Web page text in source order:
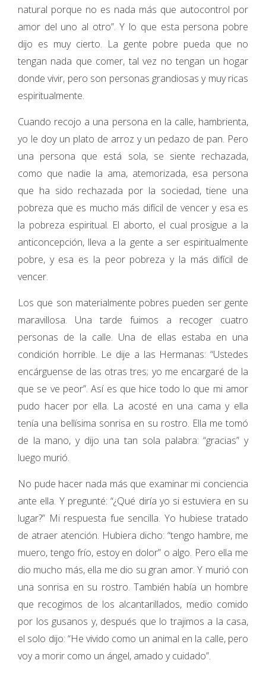
natural porque no es nada más que autocontrol por
amor del uno al otro”. Y lo que esta persona pobre
dijo es muy cierto. La gente pobre pueda que no
tengan nada que comer, tal vez no tengan un hogar
donde vivir, pero son personas grandiosas y muy ricas
espiritualmente.
Cuando recojo a una persona en la calle, hambrienta,
yo le doy un plato de arroz y un pedazo de pan. Pero
una persona que está sola, se siente rechazada,
como que nadie la ama, atemorizada, esa persona
que ha sido rechazada por la sociedad, tiene una
pobreza que es mucho más difícil de vencer y esa es
la pobreza espiritual. El aborto, el cual prosigue a la
anticoncepción, lleva a la gente a ser espiritualmente
pobre, y esa es la peor pobreza y la más difícil de
vencer.
Los que son materialmente pobres pueden ser gente
maravillosa. Una tarde fuimos a recoger cuatro
personas de la calle. Una de ellas estaba en una
condición horrible. Le dije a las Hermanas: “Ustedes
encárguense de las otras tres; yo me encargaré de la
que se ve peor”. Así es que hice todo lo que mi amor
pudo hacer por ella. La acosté en una cama y ella
tenía una bellísima sonrisa en su rostro. Ella me tomó
de la mano, y dijo una tan sola palabra: “gracias” y
luego murió.
No pude hacer nada más que examinar mi conciencia
ante ella. Y pregunté: “¿Qué diría yo si estuviera en su
lugar?” Mi respuesta fue sencilla. Yo hubiese tratado
de atraer atención. Hubiera dicho: “tengo hambre, me
muero, tengo frío, estoy en dolor” o algo. Pero ella me
dio mucho más, ella me dio su gran amor. Y murió con
una sonrisa en su rostro. También había un hombre
que recogimos de los alcantarillados, medio comido
por los gusanos y, después que lo trajimos a la casa,
el solo dijo: “He vivido como un animal en la calle, pero
voy a morir como un ángel, amado y cuidado”.